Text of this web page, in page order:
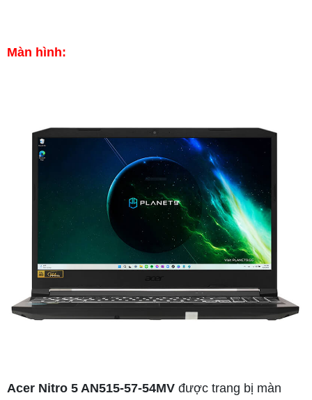
Màn hình:
Acer Nitro 5 AN515-57-54MV được trang bị màn